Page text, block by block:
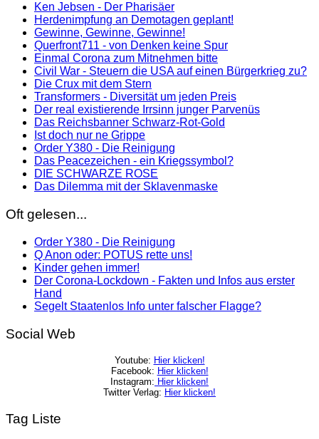
Ken Jebsen - Der Pharisäer
Herdenimpfung an Demotagen geplant!
Gewinne, Gewinne, Gewinne!
Querfront711 - von Denken keine Spur
Einmal Corona zum Mitnehmen bitte
Civil War - Steuern die USA auf einen Bürgerkrieg zu?
Die Crux mit dem Stern
Transformers - Diversität um jeden Preis
Der real existierende Irrsinn junger Parvenüs
Das Reichsbanner Schwarz-Rot-Gold
Ist doch nur ne Grippe
Order Y380 - Die Reinigung
Das Peacezeichen - ein Kriegssymbol?
DIE SCHWARZE ROSE
Das Dilemma mit der Sklavenmaske
Oft gelesen...
Order Y380 - Die Reinigung
Q Anon oder: POTUS rette uns!
Kinder gehen immer!
Der Corona-Lockdown - Fakten und Infos aus erster
Hand
Segelt Staatenlos Info unter falscher Flagge?
Social Web
Youtube: Hier klicken!
Facebook: Hier klicken!
Instagram: Hier klicken!
Twitter Verlag: Hier klicken!
Tag Liste